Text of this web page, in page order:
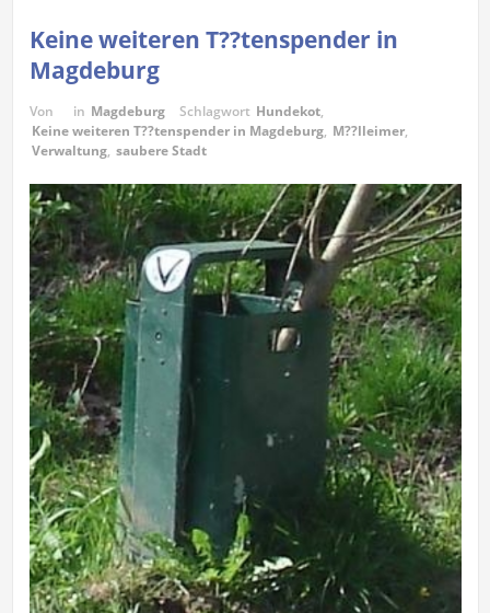
Keine weiteren T??tenspender in
Magdeburg
Von in Magdeburg Schlagwort Hundekot,
Keine weiteren T??tenspender in Magdeburg, M??lleimer,
Verwaltung, saubere Stadt